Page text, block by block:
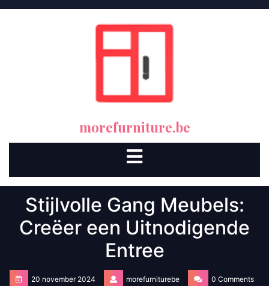
morefurniture.be
Open
Button
Stijlvolle Gang Meubels:
Creëer een Uitnodigende
Entree
20 november 2024 morefurniturebe 0 Comments